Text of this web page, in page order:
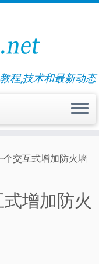
教程,技术和最新动态
交互式增加防火墙
式增加防火